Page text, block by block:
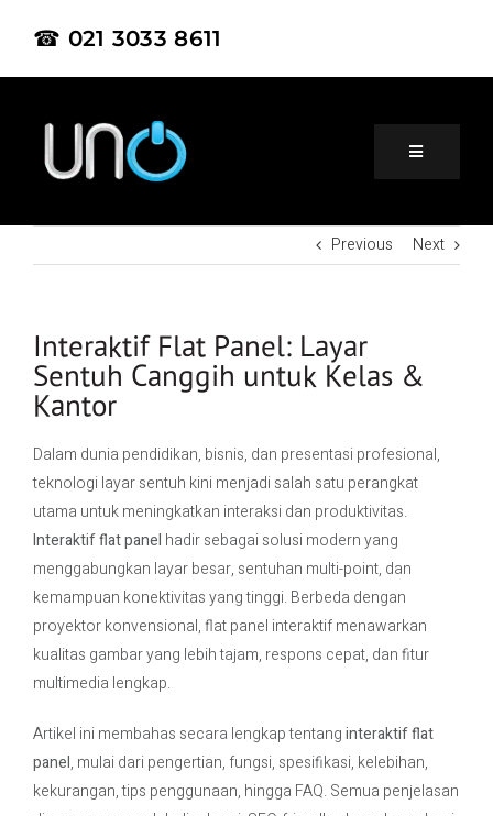
☎ 021 3033 8611
Home
Project
Contact Us
Previous Next
Interaktif Flat Panel: Layar
Sentuh Canggih untuk Kelas &
Kantor
Dalam dunia pendidikan, bisnis, dan presentasi profesional,
teknologi layar sentuh kini menjadi salah satu perangkat
utama untuk meningkatkan interaksi dan produktivitas.
Interaktif flat panel hadir sebagai solusi modern yang
menggabungkan layar besar, sentuhan multi-point, dan
kemampuan konektivitas yang tinggi. Berbeda dengan
proyektor konvensional, flat panel interaktif menawarkan
kualitas gambar yang lebih tajam, respons cepat, dan fitur
multimedia lengkap.
Artikel ini membahas secara lengkap tentanginteraktif flat
panel, mulai dari pengertian, fungsi, spesifikasi, kelebihan,
kekurangan, tips penggunaan, hingga FAQ. Semua penjelasan